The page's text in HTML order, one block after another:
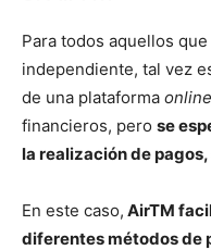
Para todos aquellos
independiente, tal vez
de una plataforma
financieros, pero se
la realización de
En este caso, AirTM
diferentes métodos de